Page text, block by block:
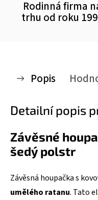
Rodinná firma
trhu od roku
Popis
Detailní popis
Závěsné
šedý polstr
Závěsná houpačka s
umělého ratanu. Tato